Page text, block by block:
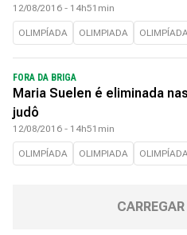
12/08/2016 - 14h51min
OLIMPÍADA OLIMPIADA
FORA DA BRIGA
Maria Suelen é eliminada
judô
12/08/2016 - 14h51min
OLIMPÍADA OLIMPIADA